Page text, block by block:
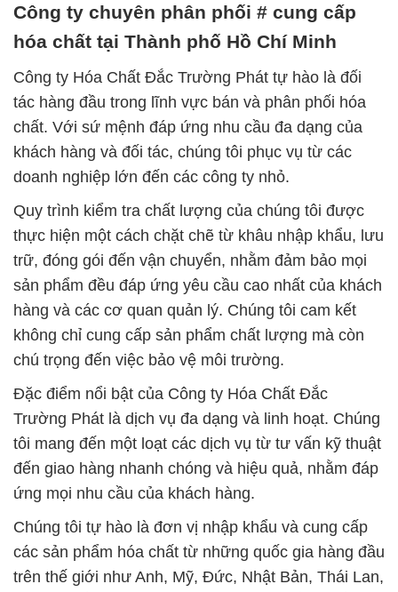
Công ty chuyên phân phối # cung cấp
hóa chất tại Thành phố Hồ Chí Minh
Công ty Hóa Chất Đắc Trường Phát tự hào là đối
tác hàng đầu trong lĩnh vực bán và phân phối hóa
chất. Với sứ mệnh đáp ứng nhu cầu đa dạng của
khách hàng và đối tác, chúng tôi phục vụ từ các
doanh nghiệp lớn đến các công ty nhỏ.
Quy trình kiểm tra chất lượng của chúng tôi được
thực hiện một cách chặt chẽ từ khâu nhập khẩu, lưu
trữ, đóng gói đến vận chuyển, nhằm đảm bảo mọi
sản phẩm đều đáp ứng yêu cầu cao nhất của khách
hàng và các cơ quan quản lý. Chúng tôi cam kết
không chỉ cung cấp sản phẩm chất lượng mà còn
chú trọng đến việc bảo vệ môi trường.
Đặc điểm nổi bật của Công ty Hóa Chất Đắc
Trường Phát là dịch vụ đa dạng và linh hoạt. Chúng
tôi mang đến một loạt các dịch vụ từ tư vấn kỹ thuật
đến giao hàng nhanh chóng và hiệu quả, nhằm đáp
ứng mọi nhu cầu của khách hàng.
Chúng tôi tự hào là đơn vị nhập khẩu và cung cấp
các sản phẩm hóa chất từ những quốc gia hàng đầu
trên thế giới như Anh, Mỹ, Đức, Nhật Bản, Thái Lan,